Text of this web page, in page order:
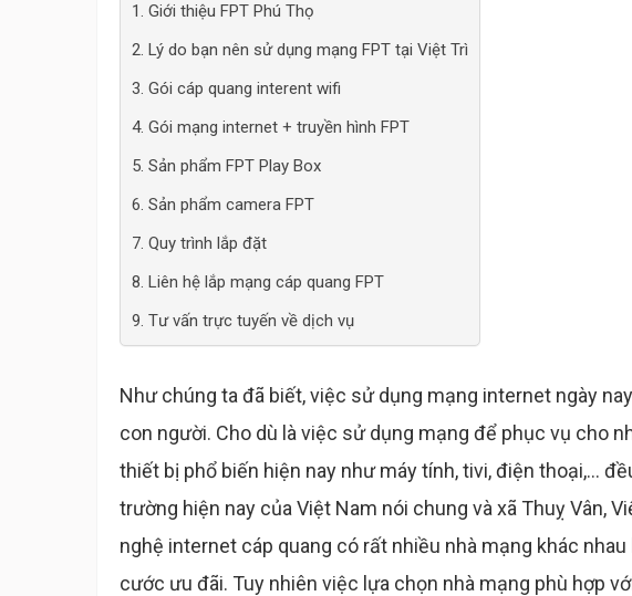
1. Giới thiệu FPT Phú Thọ
2. Lý do bạn nên sử dụng mạng FPT tại Việt Trì
3. Gói cáp quang interent wifi
4. Gói mạng internet + truyền hình FPT
5. Sản phẩm FPT Play Box
6. Sản phẩm camera FPT
7. Quy trình lắp đặt
8. Liên hệ lắp mạng cáp quang FPT
9. Tư vấn trực tuyến về dịch vụ
Như chúng ta đã biết, việc sử dụng mạng internet ngày
con người. Cho dù là việc sử dụng mạng để phục vụ cho
thiết bị phổ biến hiện nay như máy tính, tivi, điện thoại,...
trường hiện nay của Việt Nam nói chung và xã Thuỵ Vân,
nghệ internet cáp quang có rất nhiều nhà mạng khác
cước ưu đãi. Tuy nhiên việc lựa chọn nhà mạng phù hợp